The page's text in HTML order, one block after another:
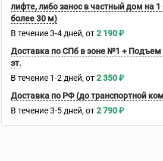
лифте, либо занос в частный дом на 1
более 30 м)
В течение 3-4 дней 2 190₽
Доставка по СПб в зоне №1 + Подъем
эт.
В течение 1-2 дней 2 350₽
Доставка по РФ (до транспортной
В течение 3-5 дней 2 790₽